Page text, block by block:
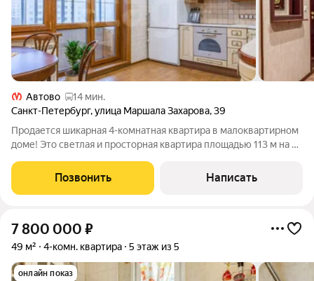
Автово
14 мин.
Санкт-Петербург,улица Маршала Захарова,39
Продается шикарная 4-комнатная квартира в малоквартирном
доме! Это светлая и просторная квартира площадью 113 м на 7
постройки (серия 600.11) именно то, что вам нужно! Всего три
парадные создают
Позвонить Написать
7 800 000 ₽
49 м² 4-комн. квартира 5 этаж из 5
онлайн показ